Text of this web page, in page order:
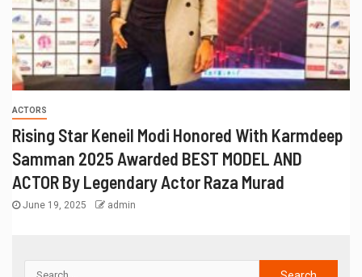
ACTORS
Rising Star Keneil Modi Honored With Karmdeep
Samman 2025 Awarded BEST MODEL AND
ACTOR By Legendary Actor Raza Murad
June 19, 2025 admin